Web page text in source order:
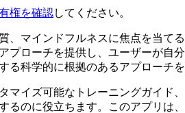
権を確認してください。
、マインドフルネスに焦点を当
プローチを提供し、ユーザーが
科学的に根拠のあるアプローチ
マイズ可能なトレーニングガイ
るのに役立ちます。このアプリは